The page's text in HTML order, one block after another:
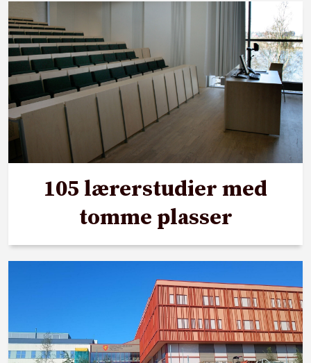
105 lærerstudier med
tomme plasser